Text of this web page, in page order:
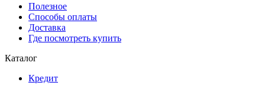
Полезное
Способы оплаты
Доставка
Где посмотреть купить
Каталог
Кредит